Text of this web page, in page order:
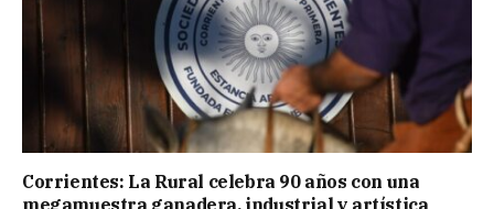
Corrientes: La Rural celebra 90 años con una
megamuestra ganadera, industrial y artística